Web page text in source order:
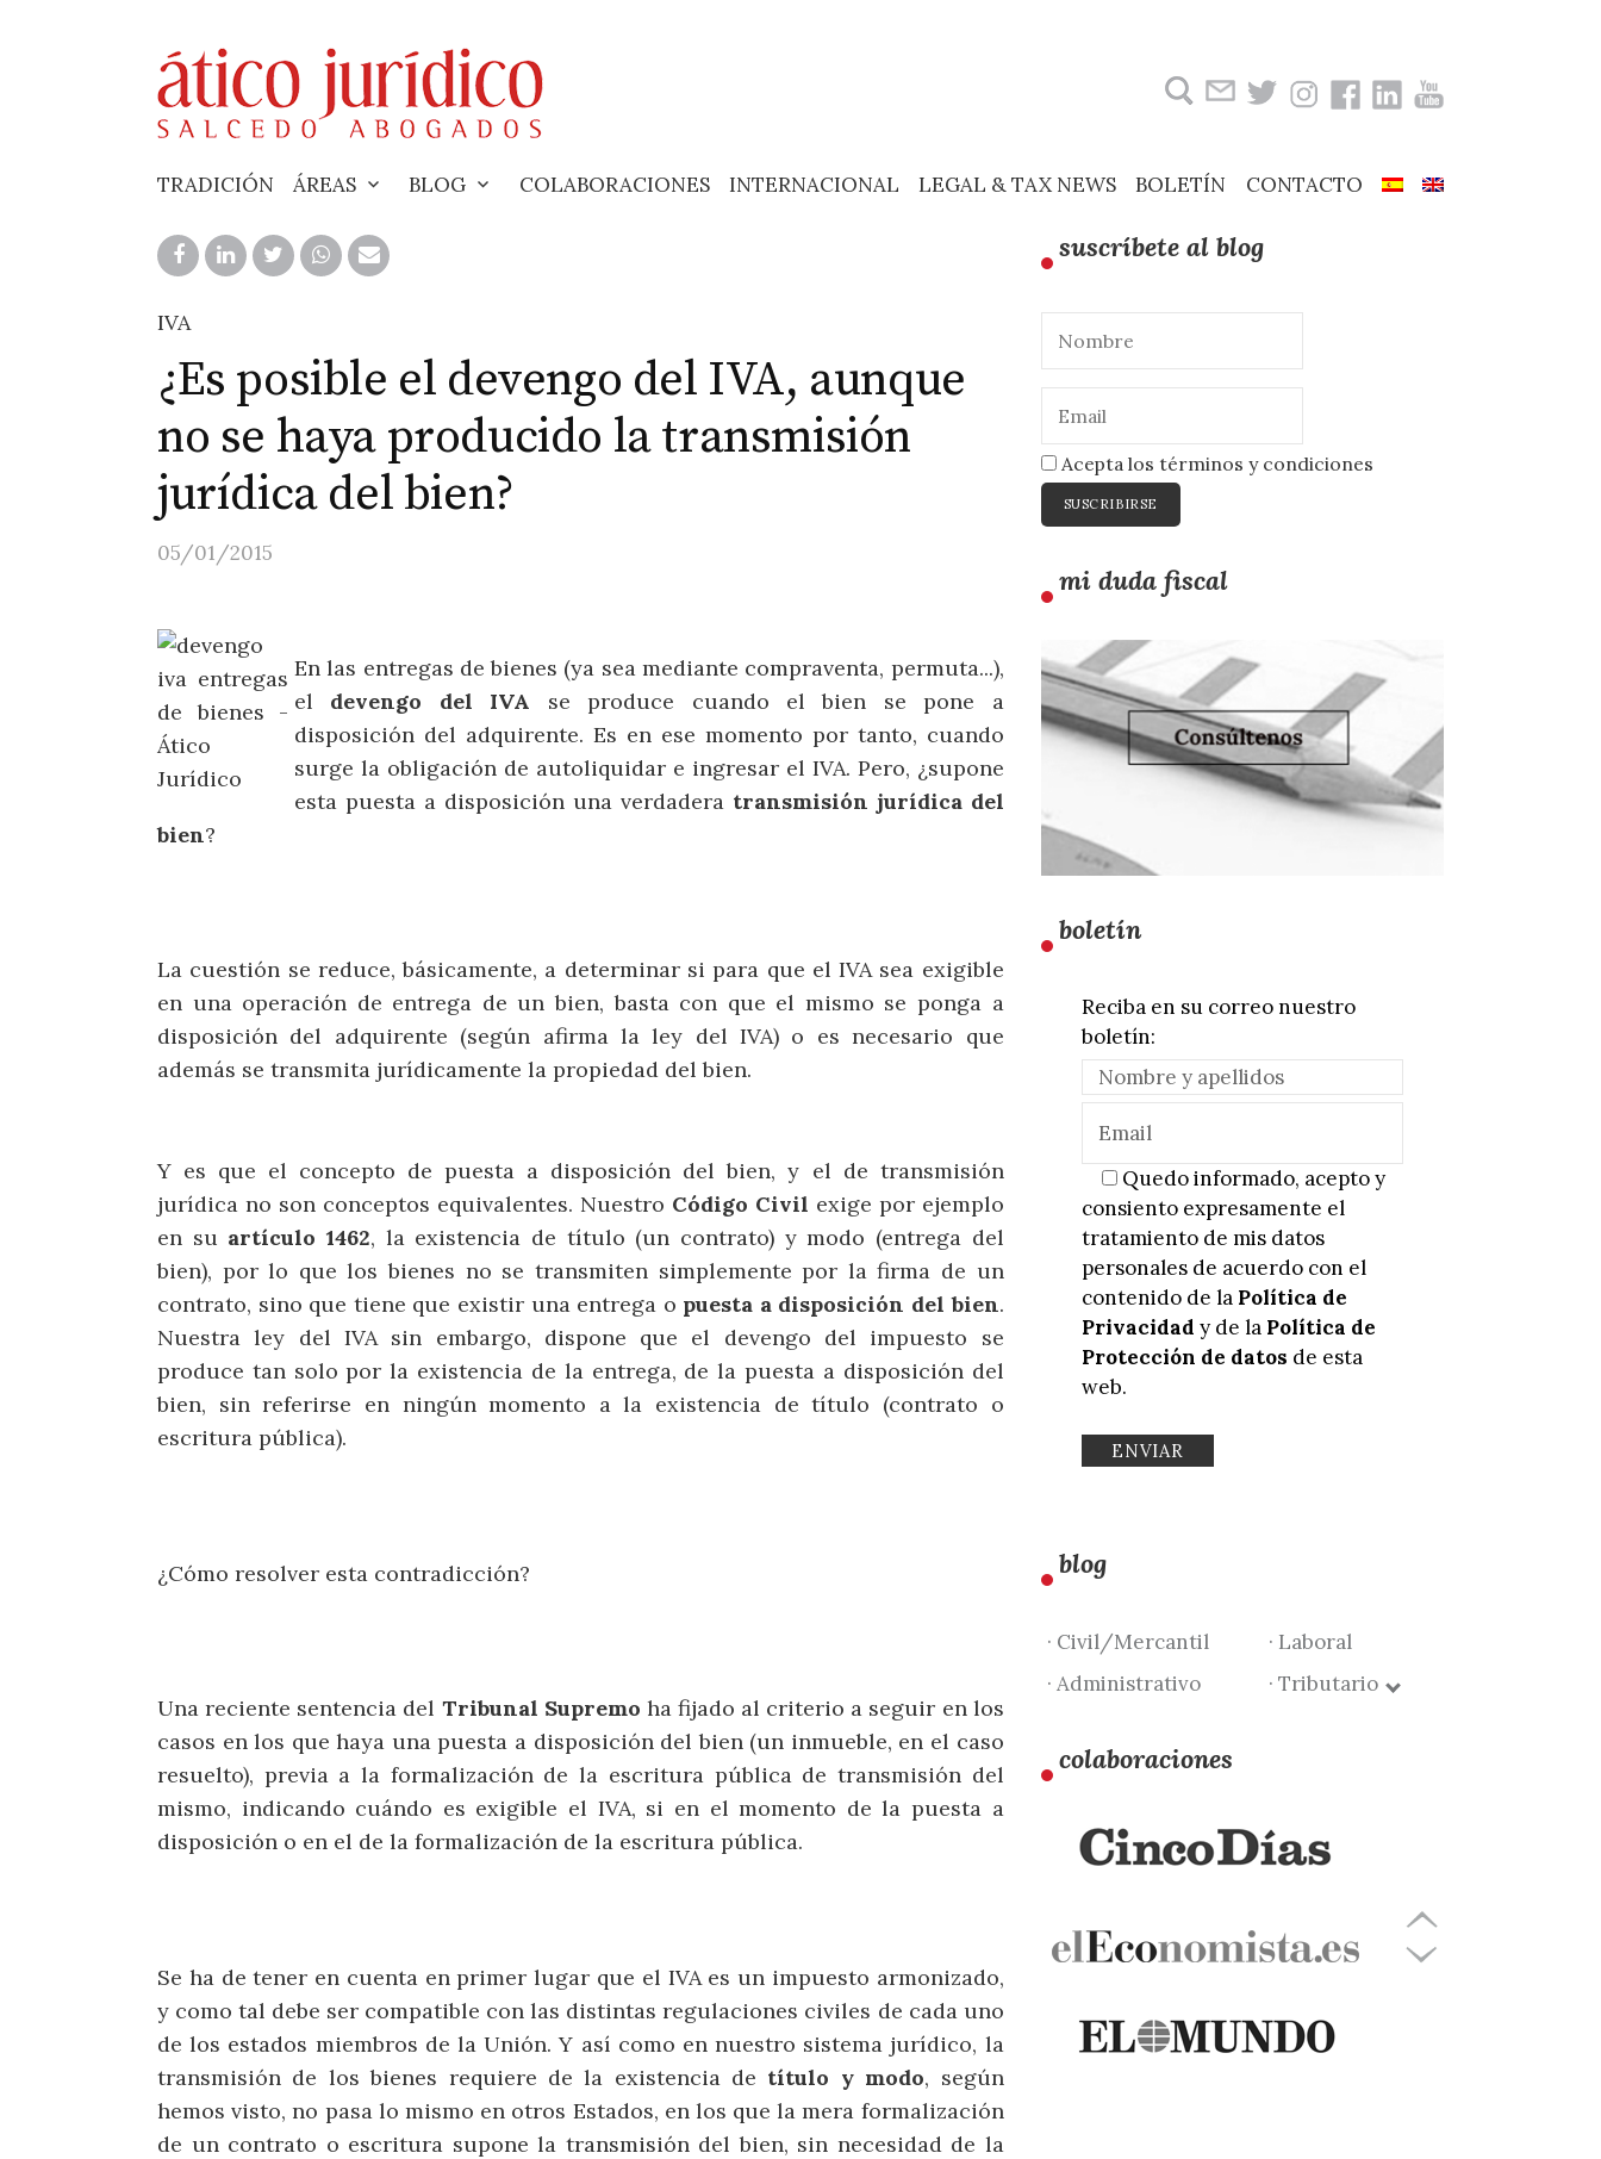
TRADICIÓN ÁREAS BLOG COLABORACIONES INTERNACIONAL LEGAL & TAX NEWS BOLETÍN CONTACTO
IVA
¿Es posible el devengo del IVA, aunque
no se haya producido la transmisión
jurídica del bien?
05/01/2015
En las entregas de bienes (ya sea mediante compraventa, permuta...),
el devengo del IVA se produce cuando el bien se pone a
disposición del adquirente. Es en ese momento por tanto, cuando
surge la obligación de autoliquidar e ingresar el IVA. Pero, ¿supone
esta puesta a disposición una verdadera transmisión jurídica del
bien?
La cuestión se reduce, básicamente, a determinar si para que el IVA sea exigible
en una operación de entrega de un bien, basta con que el mismo se ponga a
disposición del adquirente (según afirma la ley del IVA) o es necesario que
además se transmita jurídicamente la propiedad del bien.
Y es que el concepto de puesta a disposición del bien, y el de transmisión
jurídica no son conceptos equivalentes. Nuestro Código Civil exige por ejemplo
en su artículo 1462, la existencia de título (un contrato) y modo (entrega del
bien), por lo que los bienes no se transmiten simplemente por la firma de un
contrato, sino que tiene que existir una entrega o puesta a disposición del bien.
Nuestra ley del IVA sin embargo, dispone que el devengo del impuesto se
produce tan solo por la existencia de la entrega, de la puesta a disposición del
bien, sin referirse en ningún momento a la existencia de título (contrato o
escritura pública).
¿Cómo resolver esta contradicción?
Una reciente sentencia del Tribunal Supremo ha fijado al criterio a seguir en los
casos en los que haya una puesta a disposición del bien (un inmueble, en el caso
resuelto), previa a la formalización de la escritura pública de transmisión del
mismo, indicando cuándo es exigible el IVA, si en el momento de la puesta a
disposición o en el de la formalización de la escritura pública.
Se ha de tener en cuenta en primer lugar que el IVA es un impuesto armonizado,
y como tal debe ser compatible con las distintas regulaciones civiles de cada uno
de los estados miembros de la Unión. Y así como en nuestro sistema jurídico, la
transmisión de los bienes requiere de la existencia de título y modo, según
hemos visto, no pasa lo mismo en otros Estados, en los que la mera formalización
de un contrato o escritura supone la transmisión del bien, sin necesidad de la
suscríbete al blog
Acepta los términos y condiciones
mi duda fiscal
boletín
Reciba en su correo nuestro
boletín:
Quedo informado, acepto y
consiento expresamente el
tratamiento de mis datos
personales de acuerdo con el
contenido de la Política de
Privacidad y de la Política de
Protección de datos de esta
web.
blog
· Civil/Mercantil
· Laboral
· Administrativo
· Tributario
colaboraciones